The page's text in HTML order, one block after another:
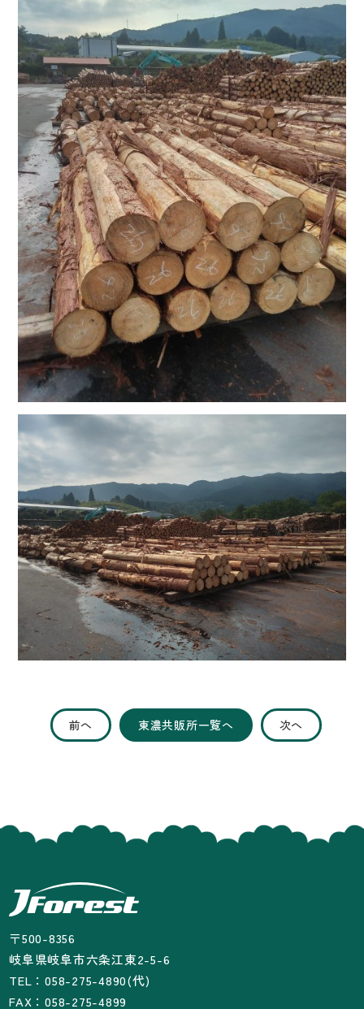
前へ 東濃共販所一覧へ 次へ
〒500-8356
岐阜県岐阜市六条江東2-5-6
TEL：058-275-4890(代)
FAX：058-275-4899